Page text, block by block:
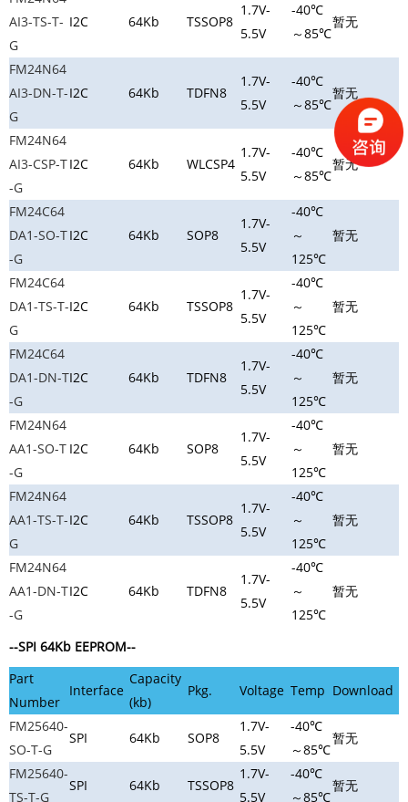
AI3-TS-T-
G
I2C 64Kb TSSOP8
1.7V-
5.5V
-40℃
～85℃
暂无
FM24N64
AI3-DN-T-
G
I2C 64Kb TDFN8
1.7V-
5.5V
-40℃
～85℃
暂无
FM24N64
AI3-CSP-T
-G
I2C 64Kb WLCSP4
1.7V-
5.5V
-40℃
～85℃
暂无
FM24C64
DA1-SO-T
-G
I2C 64Kb SOP8
1.7V-
5.5V
-40℃
～
125℃
暂无
FM24C64
DA1-TS-T-
G
I2C 64Kb TSSOP8
1.7V-
5.5V
-40℃
～
125℃
暂无
FM24C64
DA1-DN-T
-G
I2C 64Kb TDFN8
1.7V-
5.5V
-40℃
～
125℃
暂无
FM24N64
AA1-SO-T
-G
I2C 64Kb SOP8
1.7V-
5.5V
-40℃
～
125℃
暂无
FM24N64
AA1-TS-T-
G
I2C 64Kb TSSOP8
1.7V-
5.5V
-40℃
～
125℃
暂无
FM24N64
AA1-DN-T
-G
I2C 64Kb TDFN8
1.7V-
5.5V
-40℃
～
125℃
暂无
--SPI 64Kb EEPROM--
Part
Number
Interface
Capacity
(kb)
Pkg. Voltage Temp Download
FM25640-
SO-T-G
SPI 64Kb SOP8
1.7V-
5.5V
-40℃
～85℃
暂无
FM25640-
TS-T-G
SPI 64Kb TSSOP8
1.7V-
5.5V
-40℃
～85℃
暂无